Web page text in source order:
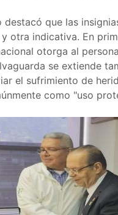
que las
otra indicativa. En
otorga al
se extiende
el sufrimiento de
como "uso